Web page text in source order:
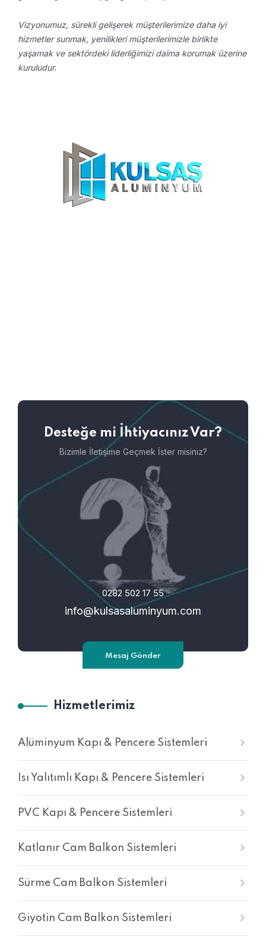
Vizyonumuz, sürekli gelişerek müşterilerimize daha iyi
hizmetler sunmak, yenilikleri müşterilerimizle birlikte
yaşamak ve sektördeki liderliğimizi daima korumak üzerine
kuruludur.
Desteğe mi İhtiyacınız Var?
Bizimle İletişime Geçmek İster misiniz?
0282 502 17 55
info@kulsasaluminyum.com
Mesaj Gönder
Hizmetlerimiz
Alüminyum Kapı & Pencere Sistemleri
Isı Yalıtımlı Kapı & Pencere Sistemleri
PVC Kapı & Pencere Sistemleri
Katlanır Cam Balkon Sistemleri
Sürme Cam Balkon Sistemleri
Giyotin Cam Balkon Sistemleri